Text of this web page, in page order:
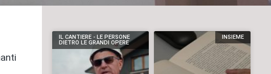
IL CANTIERE - LE PERSONE
DIETRO LE GRANDI OPERE
INSIEME